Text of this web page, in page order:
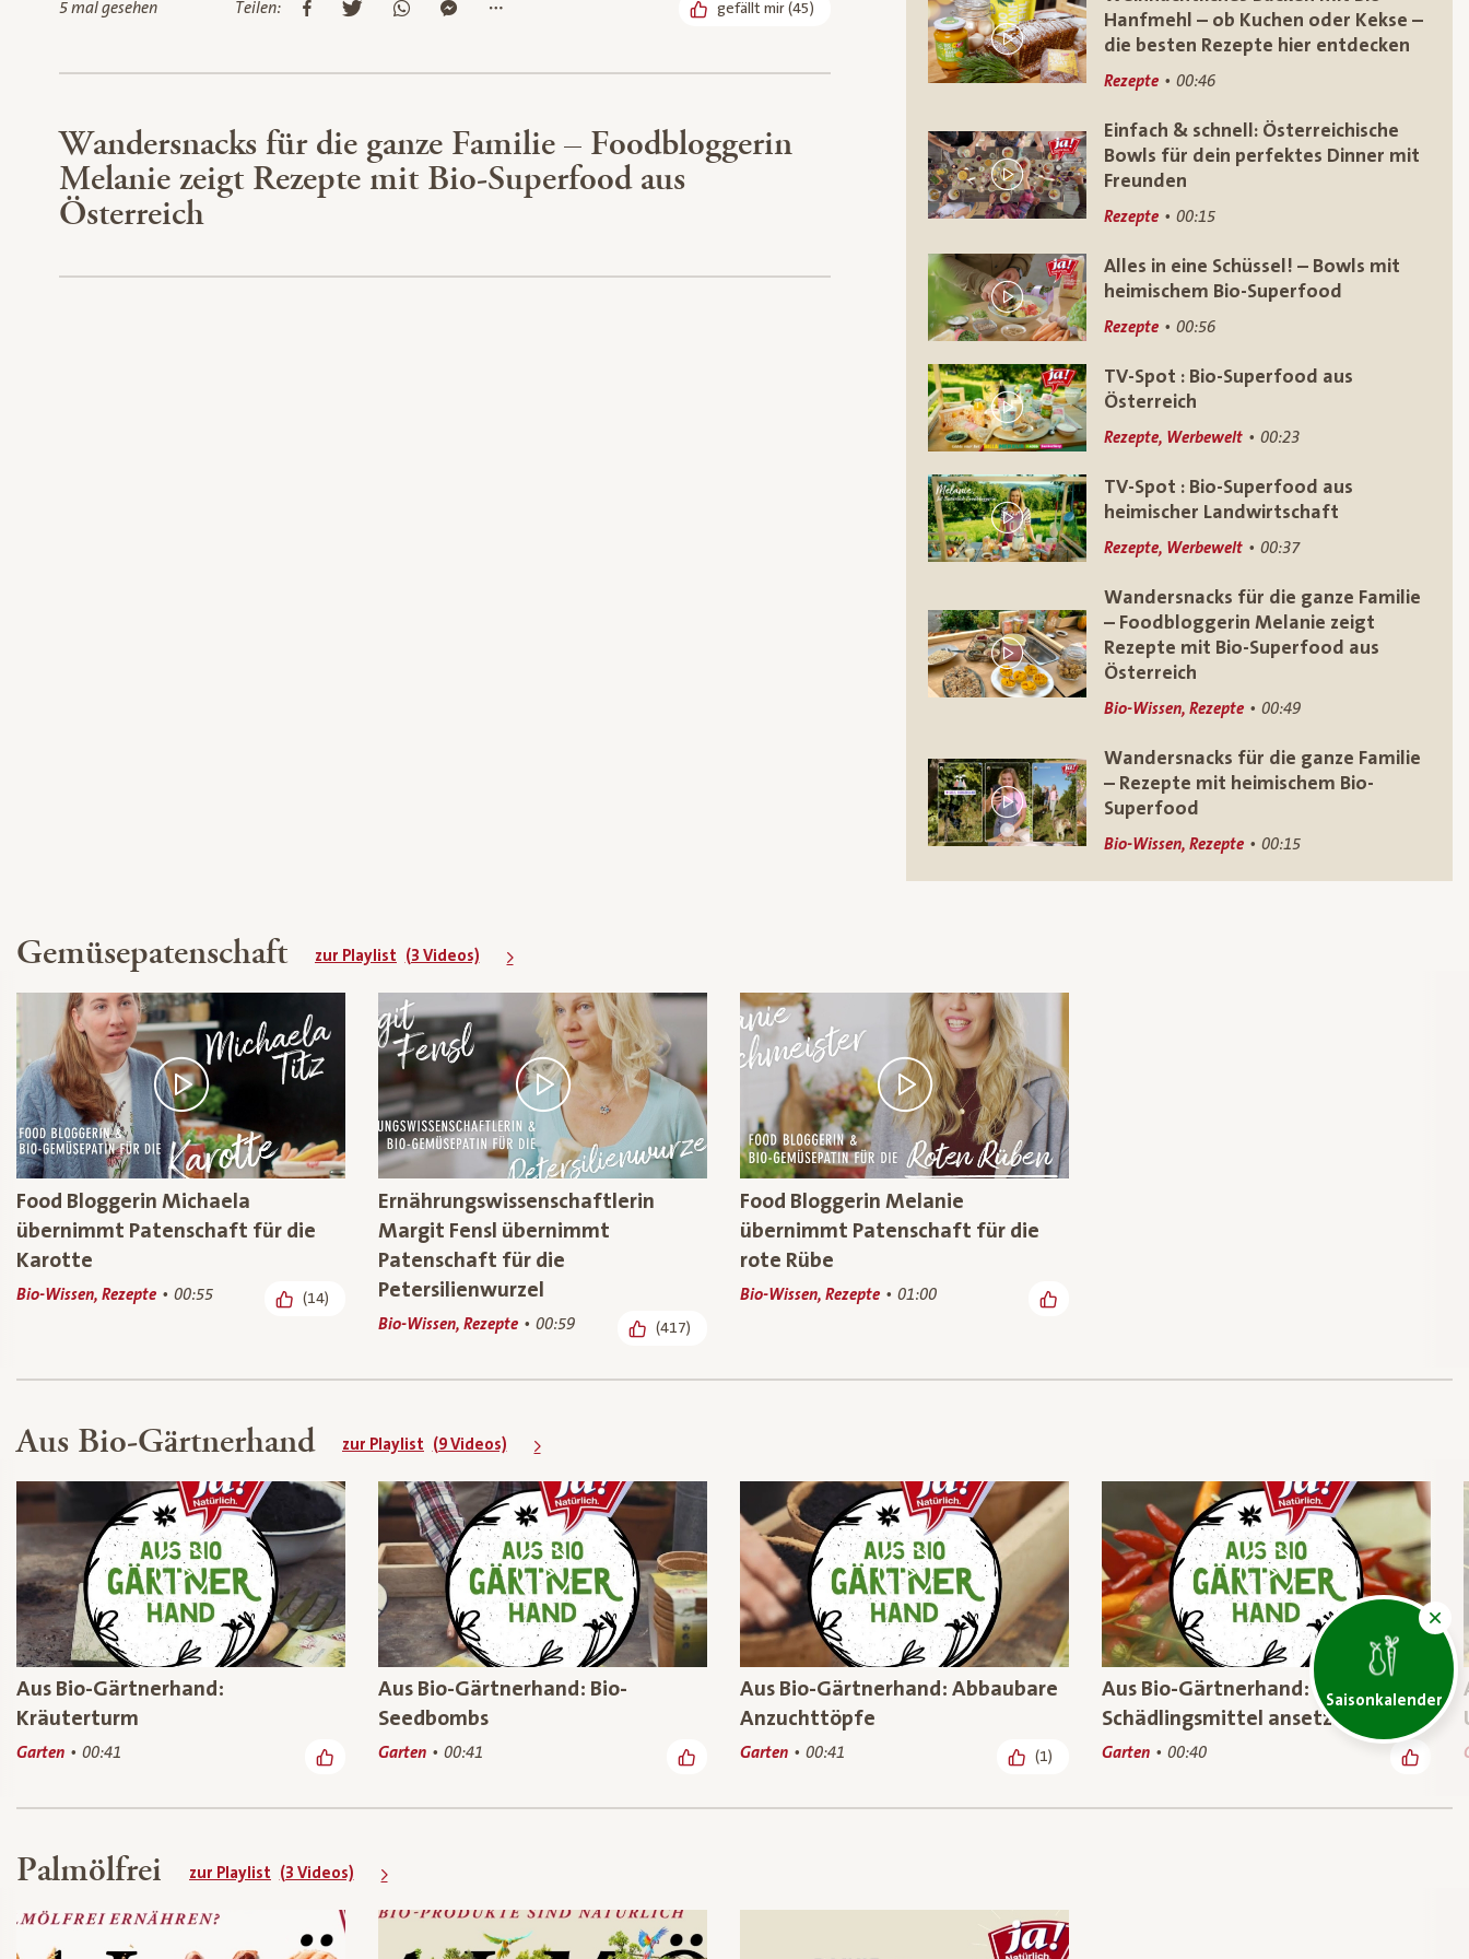
Saisonkalender
5 mal gesehen Teilen: gefällt mir(45)
Wandersnacks für die ganze Familie – Foodbloggerin
Melanie zeigt Rezepte mit Bio-Superfood aus
Österreich
Hanfmehl – ob Kuchen oder Kekse –
die besten Rezepte hier entdecken
Rezepte 00:46
Einfach & schnell: Österreichische
Bowls für dein perfektes Dinner mit
Freunden
Rezepte 00:15
Alles in eine Schüssel! – Bowls mit
heimischem Bio-Superfood
Rezepte 00:56
TV-Spot : Bio-Superfood aus
Österreich
Rezepte, Werbewelt 00:23
TV-Spot : Bio-Superfood aus
heimischer Landwirtschaft
Rezepte, Werbewelt 00:37
Wandersnacks für die ganze Familie
– Foodbloggerin Melanie zeigt
Rezepte mit Bio-Superfood aus
Österreich
Bio-Wissen, Rezepte 00:49
Wandersnacks für die ganze Familie
– Rezepte mit heimischem Bio-
Superfood
Bio-Wissen, Rezepte 00:15
Gemüsepatenschaft zur Playlist (3 Videos)
Food Bloggerin Michaela
übernimmt Patenschaft für die
Karotte
Bio-Wissen, Rezepte 00:55 (14)
Ernährungswissenschaftlerin
Margit Fensl übernimmt
Patenschaft für die
Petersilienwurzel
Bio-Wissen, Rezepte 00:59 (417)
Food Bloggerin Melanie
übernimmt Patenschaft für die
rote Rübe
Bio-Wissen, Rezepte 01:00
Aus Bio-Gärtnerhand zur Playlist (9 Videos)
Aus Bio-Gärtnerhand:
Kräuterturm
Garten 00:41
Aus Bio-Gärtnerhand: Bio-
Seedbombs
Garten 00:41
Aus Bio-Gärtnerhand: Abbaubare
Anzuchttöpfe
Garten 00:41 (1)
Aus Bio-Gärtnerhand: Bio-
Schädlingsmittel ansetzen
Garten 00:40
Palmölfrei zur Playlist (3 Videos)